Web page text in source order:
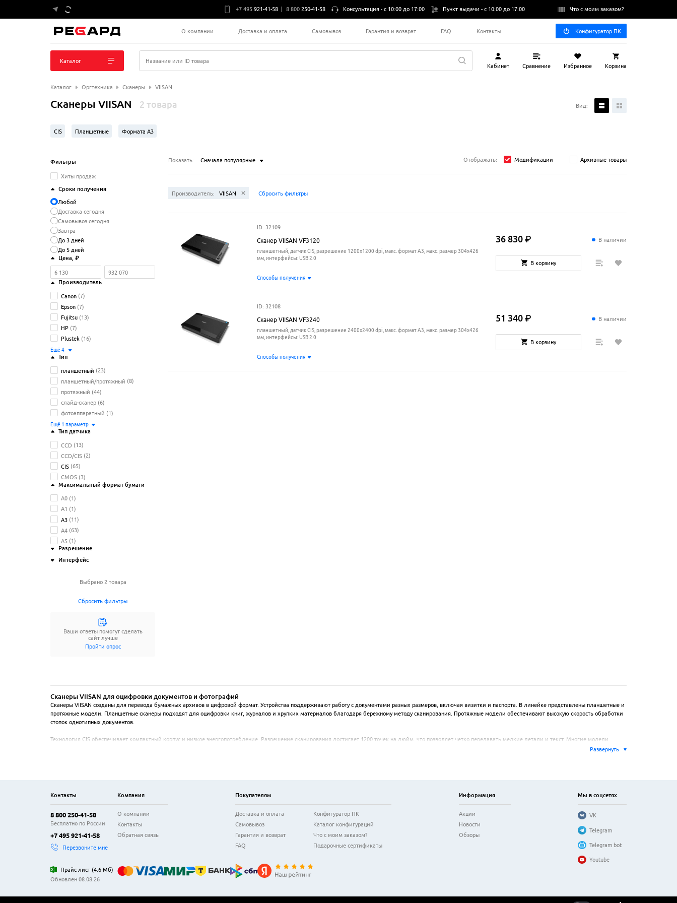
+7 495 921-41-58 8 800 250-41-58 Консультация -с 10:00 до 17:00 Пункт выдачи -с 10:00 до 17:00 Что с моим заказом?
О компании Доставка и оплата Самовывоз Гарантия и возврат FAQ Контакты Конфигуратор ПК
Каталог Название или ID товара
Кабинет Сравнение Избранное Корзина
Каталог Оргтехника Сканеры VIISAN
Сканеры VIISAN 2 товара Вид:
CIS Планшетные Формата A3
Фильтры
Хиты продаж
Сроки получения
Любой
Доставка сегодня
Самовывоз сегодня
Завтра
До 3 дней
До 5 дней
Цена , ₽
Производитель
Canon (7)
Epson (7)
Fujitsu (13)
HP (7)
Plustek (16)
Ещё 4
Тип
планшетный (23)
планшетный/протяжный (8)
протяжный (44)
слайд-сканер (6)
фотоаппаратный (1)
Ещё 1 параметр
Тип датчика
CCD (13)
CCD/CIS (2)
CIS (65)
CMOS (3)
Максимальный формат бумаги
A0 (1)
A1 (1)
A3 (11)
A4 (63)
A5 (1)
Разрешение
600x600 dpi
2400x2400 dpi (2)
7200x7200 dpi (4)
Интерфейс
USB 2.0 (45)
USB 3.2 (15)
Выбрано 2 товара
Сбросить фильтры
Ваши ответы помогут сделать
сайт лучше
Пройти опрос
Показать: Сначала популярные Отображать: Модификации Архивные товары
Производитель: VIISAN Сбросить фильтры
ID: 32109
Сканер VIISAN VF3120
планшетный, датчик CIS, разрешение 1200x1200 dpi, макс. формат A3, макс. размер 304x426
мм, интерфейсы: USB 2.0
Способы получения
В наличии
36 830 ₽
В корзину
ID: 32108
Сканер VIISAN VF3240
планшетный, датчик CIS, разрешение 2400x2400 dpi, макс. формат A3, макс. размер 304x426
мм, интерфейсы: USB 2.0
Способы получения
В наличии
51 340 ₽
В корзину
Сканеры VIISAN для оцифровки документов и фотографий
Сканеры VIISAN созданы для перевода бумажных архивов в цифровой формат. Устройства поддерживают работу с документами разных размеров, включая визитки и паспорта. В линейке представлены планшетные и
протяжные модели. Планшетные сканеры подходят для оцифровки книг, журналов и хрупких материалов благодаря бережному методу сканирования. Протяжные модели обеспечивают высокую скорость обработки
стопок однотипных документов.
Технология CIS обеспечивает компактный корпус и низкое энергопотребление. Разрешение сканирования достигает 1200 точек на дюйм, что позволяет четко передавать мелкие детали и текст. Многие модели
оснащены автоподатчиком для автоматической обработки многостраничных документов. Совместимость с операционными системами Windows и MacOS упрощает интеграцию в рабочий процесс. Подключение
Развернуть
Контакты
8 800 250-41-58
Бесплатно по России
+7 495 921-41-58
Перезвоните мне
Прайс-лист(4.6 Мб)
Обновлен 08.08.26
Компания
О компании
Контакты
Обратная связь
Покупателям
Доставка и оплата
Самовывоз
Гарантия и возврат
FAQ
Конфигуратор ПК
Каталог конфигураций
Что с моим заказом?
Подарочные сертификаты
Информация
Акции
Новости
Обзоры
Мы в соцсетях
VK
Telegram
Telegram bot
Youtube